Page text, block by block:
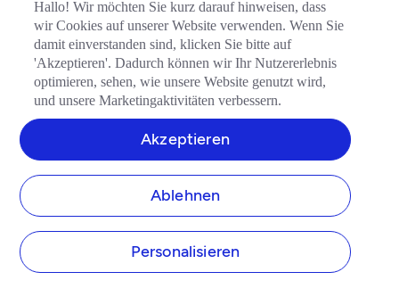
Weiterlesen
Was ist eine GmbH?
12 Dec 2025
9 min. Lesezeit
So gründen Sie eine GmbH in 7 einfachen Schritten
28 Nov 2025
10 min. Lesezeit
So können Sie Ihr Einzelunternehmen in eine GmbH umwandeln
Hallo! Wir möchten Sie kurz darauf hinweisen, dass
wir Cookies auf unserer Website verwenden. Wenn Sie
damit einverstanden sind, klicken Sie bitte auf
'Akzeptieren'. Dadurch können wir Ihr Nutzererlebnis
optimieren, sehen, wie unsere Website genutzt wird,
und unsere Marketingaktivitäten verbessern.
Personalisieren
Ablehnen
Akzeptieren